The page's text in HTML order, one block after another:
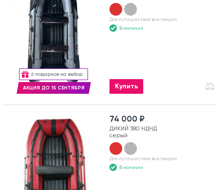
6 подарков на выбор
АКЦИЯ ДО 15 СЕНТЯБРЯ
Для путешествия вчетвером
В наличии
Купить
74 000 ₽
ДИКИЙ 380 НДНД
серый
Для путешествия вчетвером
В наличии